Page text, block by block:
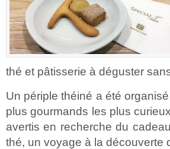
thé et pâtisserie à déguster
Un périple théiné a été
plus gourmands les plus
avertis en recherche du
thé, un voyage à la découverte